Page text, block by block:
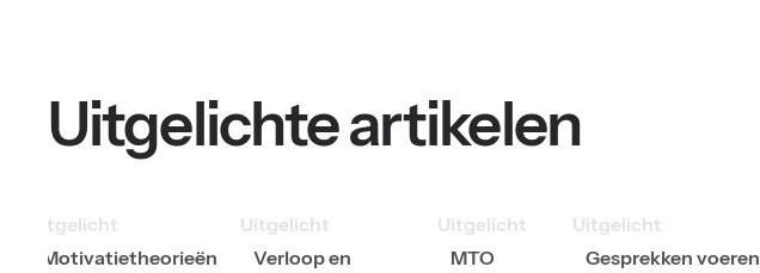
Uitgelichte artikelen
Uitgelicht
Motivatietheorieën
Uitgelicht
Verloop en
Uitgelicht
MTO
Uitgelicht
Gesprekken voeren